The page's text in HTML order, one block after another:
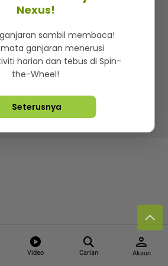
Video Carian
person
Akaun
Iklan di SMG360
Syarat Dasar Privasi
Lebih hot, viral dan sensasi
©2026. Star Media Group Berhad
Nexus!
sambil membaca!
ganjaran menerusi
harian dan tebus di Spin-
the-Wheel!
Seterusnya